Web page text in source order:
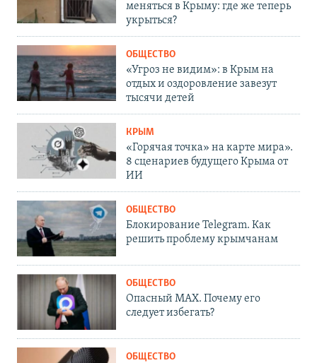
меняться в Крыму: где же теперь
укрыться?
ОБЩЕСТВО
«Угроз не видим»: в Крым на
отдых и оздоровление завезут
тысячи детей
КРЫМ
«Горячая точка» на карте мира».
8 сценариев будущего Крыма от
ИИ
ОБЩЕСТВО
Блокирование Telegram. Как
решить проблему крымчанам
ОБЩЕСТВО
Опасный MAX. Почему его
следует избегать?
ОБЩЕСТВО